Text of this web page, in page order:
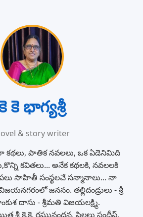
కె భాగ్యశ్రీ
& story writer
కథలు, పాతిక నవలలు, ఒక ఏడెనిమిది
కవితలు... అనేక కథలకి, నవలలకి‌
సాహితీ సంస్థలచే సన్మానాలు... నా
జననం. తల్లిదండ్రులు - శ్రీ
దాసు - శ్రీమతి విజయలక్ష్మి.
శ్రీ కె.కె. రఘునందన, పిల్లలు సందీప్,